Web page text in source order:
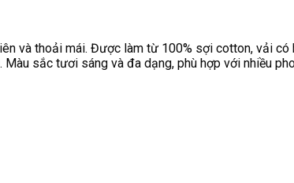
và thoải mái. Được làm từ 100% sợi cotton, vải
sắc tươi sáng và đa dạng, phù hợp với nhiều